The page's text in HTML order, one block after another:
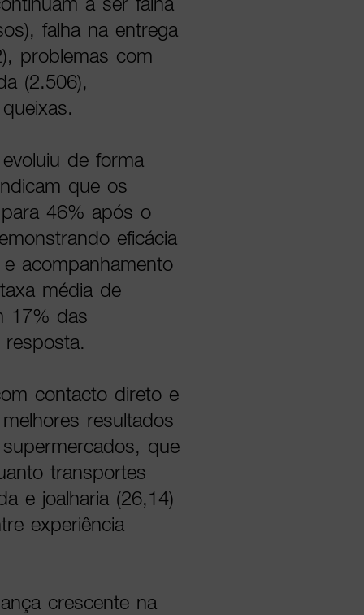
falha na entrega
problemas com
(2.506),
de forma
que os
46% após o
eficácia
acompanhamento
média de
17% das
contacto direto e
resultados
que
transportes
e joalharia (26,14)
experiência
crescente na